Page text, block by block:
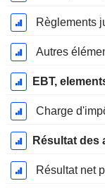
Règlements
Autres
EBT,
Charge
Résultat des
Résultat net